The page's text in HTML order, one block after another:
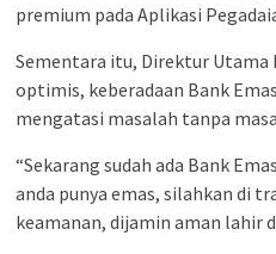
premium pada Aplikasi
Sementara itu, Direktur Utama
optimis, keberadaan Bank
mengatasi masalah tanpa
“Sekarang sudah ada Bank
anda punya emas, silahkan di
keamanan, dijamin aman lahir